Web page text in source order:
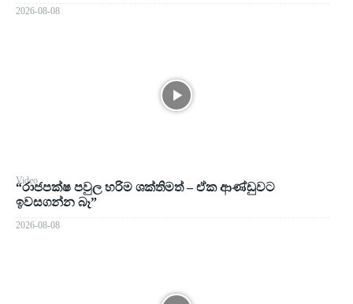
2026-08-08
Video
“රාජපක්ෂ පවුල හරිම ශක්තිමත් – ඒක ආණ්ඩුවට
ඉවසගන්න බෑ”
2026-08-08